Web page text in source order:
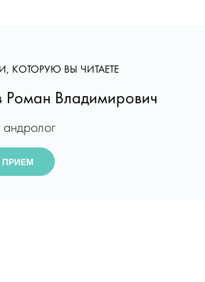
КОТОРУЮ ВЫ ЧИТАЕТЕ
Владимирович
ПРИЕМ